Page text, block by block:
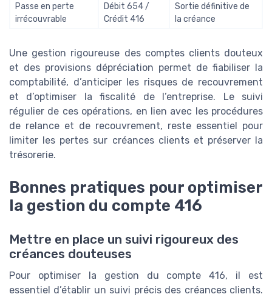
Passe en perte
irrécouvrable
Débit 654 /
Crédit 416
Sortie définitive de
la créance
Une gestion rigoureuse des comptes clients douteux
et des provisions dépréciation permet de fiabiliser la
comptabilité, d’anticiper les risques de recouvrement
et d’optimiser la fiscalité de l’entreprise. Le suivi
régulier de ces opérations, en lien avec les procédures
de relance et de recouvrement, reste essentiel pour
limiter les pertes sur créances clients et préserver la
trésorerie.
Bonnes pratiques pour optimiser
la gestion du compte 416
Mettre en place un suivi rigoureux des
créances douteuses
Pour optimiser la gestion du compte 416, il est
essentiel d’établir un suivi précis des créances clients.